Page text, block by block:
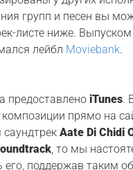
групп и песен вы
листе ниже. Выпуском
лейбл Moviebank.
предоставлено iTunes.
прямо на
Aate Di Chidi
, то мы
его, поддержав таким